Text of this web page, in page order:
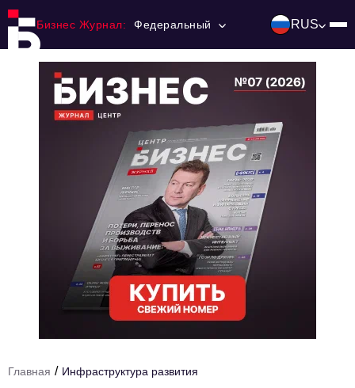
Бизнес Журнал: Федеральный RUS
Ниши и рынки
Технологии и тренды
Тема номера
Главная / Инфраструктура развития